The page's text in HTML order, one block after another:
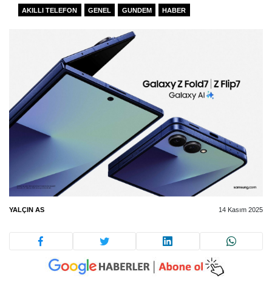
AKILLI TELEFON GENEL GUNDEM HABER
YALÇIN AS 14 Kasım 2025